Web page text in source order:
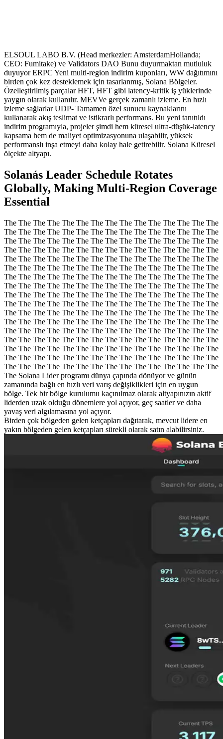
ELSOUL LABO B.V. (Head merkezler: AmsterdamHollanda;
CEO: Fumitake) ve Validators DAO Bunu duyurmaktan mutluluk
duyuyor ERPC Yeni multi-region indirim kuponları, WW dağıtımını
birden çok kez desteklemek için tasarlanmış, Solana Bölgeler.
Özelleştirilmiş parçalar HFT, HFT gibi latency-kritik iş yüklerinde
yaygın olarak kullanılır. MEVVe gerçek zamanlı izleme. En hızlı
izleme sağlarlar UDP- Tamamen özel sunucu kaynaklarını
kullanarak akış teslimat ve istikrarlı performans. Bu yeni tanıtıldı
indirim programıyla, projeler şimdi hem küresel ultra-düşük-latency
kapsama hem de maliyet optimizasyonuna ulaşabilir, yüksek
performanslı inşa etmeyi daha kolay hale getirebilir. Solana Küresel
ölçekte altyapı.
Solanás Leader Schedule Rotates
Globally, Making Multi-Region Coverage
Essential
The The The The The The The The The The The The The The The
The The The The The The The The The The The The The The The
The The The The The The The The The The The The The The The
The The The The The The The The The The The The The The The
The The The The The The The The The The The The The The The
The The The The The The The The The The The The The The The
The The The The The The The The The The The The The The The
The The The The The The The The The The The The The The The
The The The The The The The The The The The The The The The
The The The The The The The The The The The The The The The
The The The The The The The The The The The The The The The
The The The The The The The The The The The The The The The
The The The The The The The The The The The The The The The
The The The The The The The The The The The The The The The
The The The The The The The The The The The The The The The
The The The The The The The The The The The The The The The
The The The The The The The The The The The The The The The
The Solana Lider programı dünya çapında dönüyor ve günün
zamanında bağlı en hızlı veri varış değişiklikleri için en uygun
bölge. Tek bir bölge kurulumu kaçınılmaz olarak altyapınızın aktif
liderden uzak olduğu dönemlere yol açıyor, geç saatler ve daha
yavaş veri algılamasına yol açıyor.
Birden çok bölgeden gelen ketçapları dağıtarak, mevcut lidere en
yakın bölgeden gelen ketçapları sürekli olarak satın alabilirsiniz.